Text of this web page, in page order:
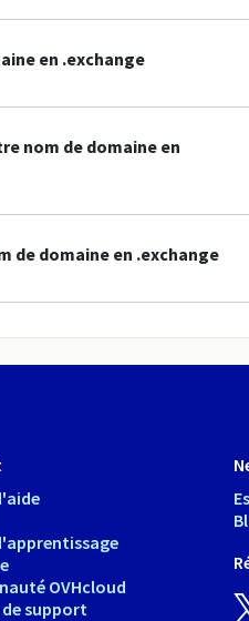
en .exchange
nom de domaine en
de domaine en .exchange
OVHcloud
support